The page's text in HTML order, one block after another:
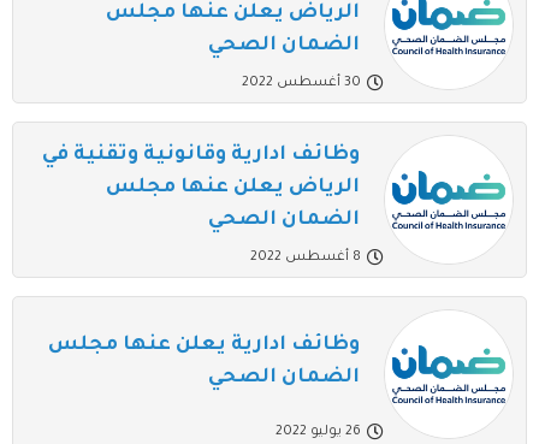
الرياض يعلن عنها مجلس
الضمان الصحي
30 أغسطس 2022
وظائف ادارية وقانونية وتقنية في
الرياض يعلن عنها مجلس
الضمان الصحي
8 أغسطس 2022
وظائف ادارية يعلن عنها مجلس
الضمان الصحي
26 يوليو 2022